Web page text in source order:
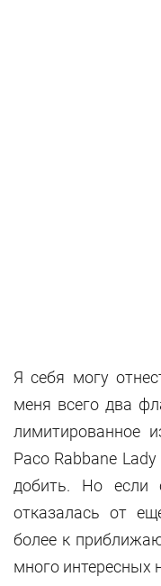
Я себя могу
меня всего два
лимитированное
Paco Rabbane
добить. Но
отказалась от
более к
много интересных